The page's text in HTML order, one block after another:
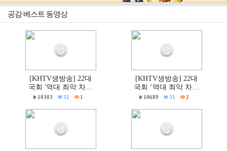
공감 베스트 동영상
[KHTV생방송] 22대
국회 '역대 최악 차별
금지법' 반대 거룩한방
10303 32 1
[KHTV생방송] 22대
국회 ‘역대 최악 차별
금지법’ 반대 거룩한방
10689 31 2